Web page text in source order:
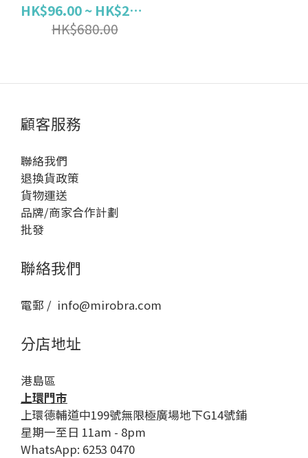
HK$96.00 ~ HK$204.00
HK$680.00
顧客服務
聯絡我們
退換貨政策
貨物運送
品牌/商家合作計劃
批發
聯絡我們
電郵 / info@mirobra.com
分店地址
港島區
上環門市
上環德輔道中199號無限極廣場地下G14號鋪
星期一至日 11am - 8pm
WhatsApp: 6253 0470